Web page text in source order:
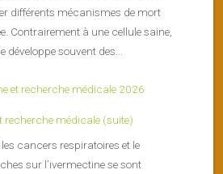
différents mécanismes de mort
Contrairement à une cellule saine,
souvent des...
recherche médicale (suite)
cancers respiratoires et le
sur l’ivermectine se sont